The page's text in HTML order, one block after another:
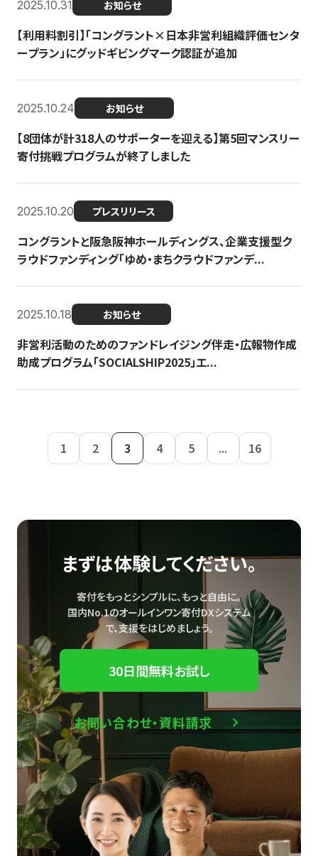
2025.10.31 お知らせ
【利用料割引】「コングラント×日本非営利組織評価センタ
ープラン」にグッドギビングマーク認証が追加
2025.10.24 お知らせ
【8団体が計318人のサポーターを迎える】​​第5回マンスリー
寄付挑戦プログラムが終了しました
2025.10.20 プレスリリース
コングラントと阪急阪神ホールディングス、企業支援型ク
ラウドファンディング「ゆめ・まちクラウドファンデ...
2025.10.18 お知らせ
非営利活動のためのファンドレイジング伴走・広報物作成
助成プログラム「SOCIALSHIP2025」エ...
1 2 3 4 5 ... 16
まずは体験してください。
寄付をもっとシンプルに、もっと自由に。
国内No.1のオールインワン寄付DXシステム
で、支援をはじめましょう。
30日間無料お試し
お問い合わせ・資料請求